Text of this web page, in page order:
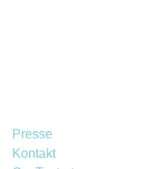
Presse
Kontakt